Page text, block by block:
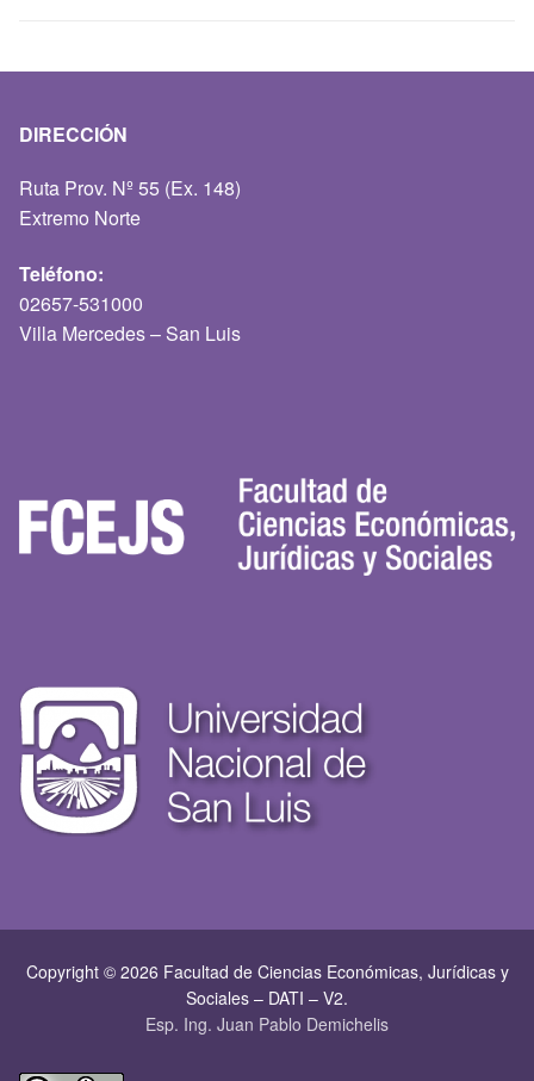
DIRECCIÓN
Ruta Prov. Nº 55 (Ex. 148)
Extremo Norte
Teléfono:
02657-531000
Villa Mercedes – San Luis
Copyright © 2026 Facultad de Ciencias Económicas, Jurí­dicas y
Sociales – DATI – V2.
Esp. Ing. Juan Pablo Demichelis